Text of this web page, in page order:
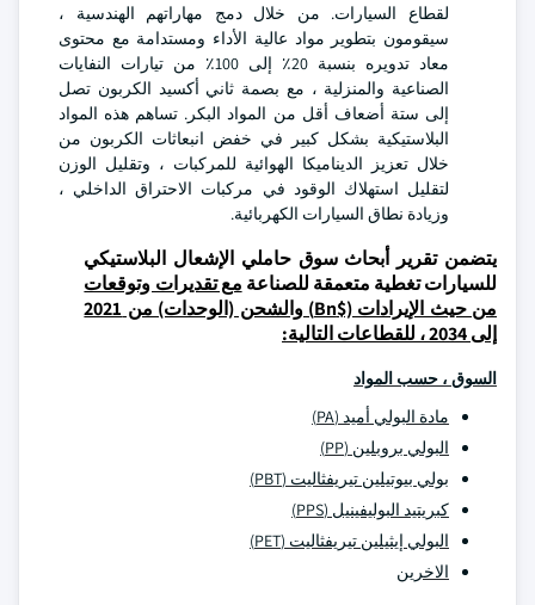
لقطاع السيارات. من خلال دمج مهاراتهم الهندسية ،
سيقومون بتطوير مواد عالية الأداء ومستدامة مع محتوى
معاد تدويره بنسبة 20٪ إلى 100٪ من تيارات النفايات
الصناعية والمنزلية ، مع بصمة ثاني أكسيد الكربون تصل
إلى ستة أضعاف أقل من المواد البكر. تساهم هذه المواد
البلاستيكية بشكل كبير في خفض انبعاثات الكربون من
خلال تعزيز الديناميكا الهوائية للمركبات ، وتقليل الوزن
لتقليل استهلاك الوقود في مركبات الاحتراق الداخلي ،
وزيادة نطاق السيارات الكهربائية.
يتضمن تقرير أبحاث سوق حاملي الإشعال البلاستيكي
للسيارات تغطية متعمقة للصناعة مع تقديرات وتوقعات
من حيث الإيرادات ($Bn) والشحن (الوحدات) من 2021
إلى 2034 ، للقطاعات التالية:
السوق ، حسب المواد
مادة البولي أميد (PA)
البولي بروبلين (PP)
بولي بيوتيلين تيريفثاليت (PBT)
كبريتيد البوليفينيل (PPS)
البولي إيثيلين تيريفثاليت (PET)
الاخرين